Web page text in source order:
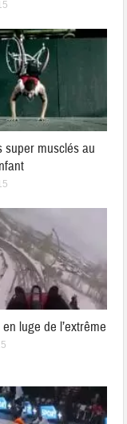
super musclés au
luge de l’extrême